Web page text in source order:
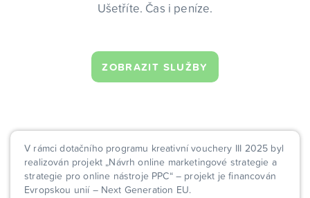
Ušetříte. Čas i peníze.
ZOBRAZIT SLUŽBY
V rámci dotačního programu kreativní vouchery III 2025 byl
realizován projekt „Návrh online marketingové strategie a
strategie pro online nástroje PPC“ – projekt je financován
Evropskou unií – Next Generation EU.